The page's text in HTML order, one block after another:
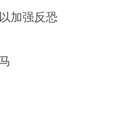
加强反恐